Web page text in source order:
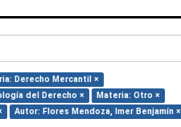
Derecho Mercantil ×
del Derecho ×
Materia: Otro ×
Autor: Flores Mendoza, Imer Benjamín ×